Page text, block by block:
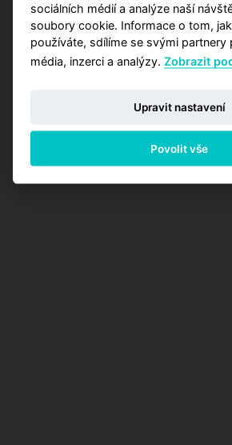
sociálních médií a analýze naší
soubory cookie. Informace o tom,
používáte, sdílíme se svými partnery
média, inzerci a analýzy.Zobrazit
Upravit nastavení
Povolit vše